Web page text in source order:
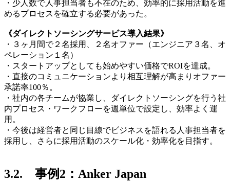
・少人数で人事担当者も不在のため、効率的に採用活動を進
めるプロセスを確立する必要があった。
《ダイレクトソーシングサービス導入結果》
・３ヶ月間で２名採用、２名オファー（エンジニア３名、オ
ペレーション１名）
・スタートアップとしても始めやすい価格でROIを達成。
・直接のコミュニケーションより相互理解が高まりオファー
承諾率100％。
・社内の各チームが協業し、ダイレクトソーシングを行う社
内プロセス・ワークフローを週単位で設定し、効率よく運
用。
・今後は経営者と同じ目線でビジネスを語れる人事担当者を
採用し、さらに採用活動のスケール化・効率化を目指す。
3.2. 事例2：Anker Japan